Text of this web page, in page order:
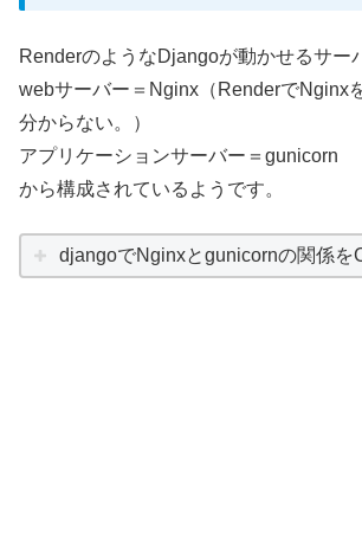
RenderのようなDjangoが動かせるサー
webサーバー＝Nginx（RenderでNginx
分からない。）
アプリケーションサーバー＝gunicorn
から構成されているようです。
djangoでNginxとgunicornの関係を